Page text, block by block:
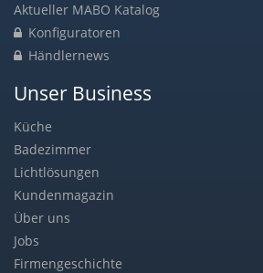
Aktueller MABO Katalog
Konfiguratoren
Händlernews
Unser Business
Küche
Badezimmer
Lichtlösungen
Kundenmagazin
Über uns
Jobs
Firmengeschichte